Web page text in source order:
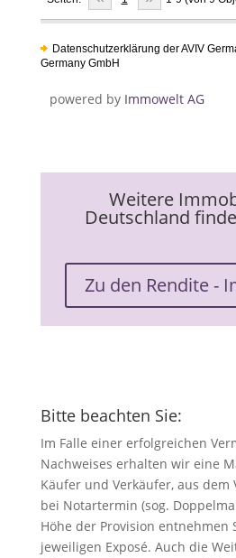
Datenschutzerklärung der AVIV
Germany GmbH
powered by Immowelt AG
Weitere
Deutschland
Zu den Rendite -
Bitte beachten Sie:
Im Falle einer erfolgreichen
Nachweises erhalten wir eine
Käufer und Verkäufer, aus dem
bei Notartermin (sog.
Höhe der Provision entnehmen
jeweiligen Exposé. Auch die